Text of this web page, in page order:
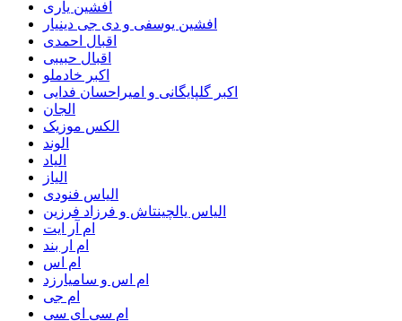
افشین یاری
افشین یوسفی و دی جی دینیار
اقبال احمدی
اقبال حبیبی
اکبر خادملو
اکبر گلپایگانی و امیراحسان فدایی
الجان
الکس موزیک
الوند
الیاد
الیاز
الیاس فنودی
الیاس یالچینتاش و فرزاد فرزین
ام آر ایت
ام‌ ار بند
ام اس
ام اس و سامیارزد
ام جی
ام سی ای سی